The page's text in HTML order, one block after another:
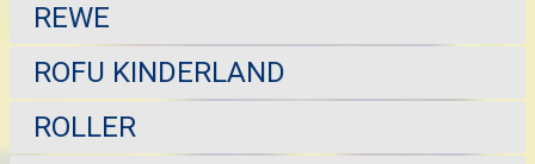
REWE
ROFU KINDERLAND
ROLLER